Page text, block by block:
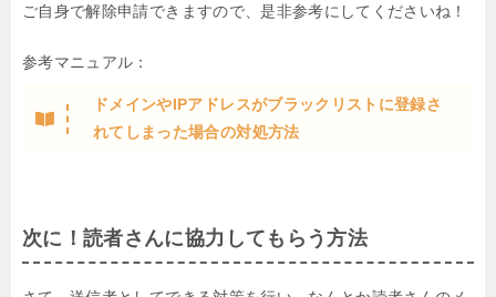
ご自身で解除申請できますので、是非参考にしてくださいね！
参考マニュアル：
ドメインやIPアドレスがブラックリストに登録さ
れてしまった場合の対処方法
次に！読者さんに協力してもらう方法